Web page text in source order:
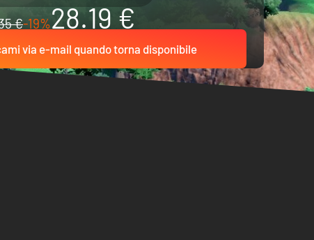
€-19%28.19 €
via e-mail quando torna disponibile